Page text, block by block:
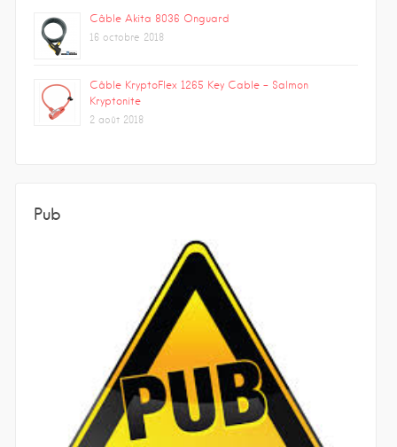
Câble Akita 8036 Onguard
16 octobre 2018
Câble KryptoFlex 1265 Key Cable – Salmon
Kryptonite
2 août 2018
Pub